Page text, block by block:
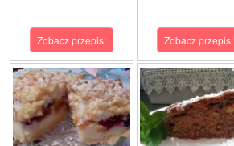
Zobacz przepis! Zobacz przepis!